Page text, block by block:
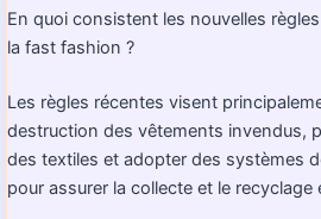
En quoi consistent les nouvelles
la fast fashion ?
Les règles récentes visent
destruction des vêtements invendus,
des textiles et adopter des systèmes
pour assurer la collecte et le